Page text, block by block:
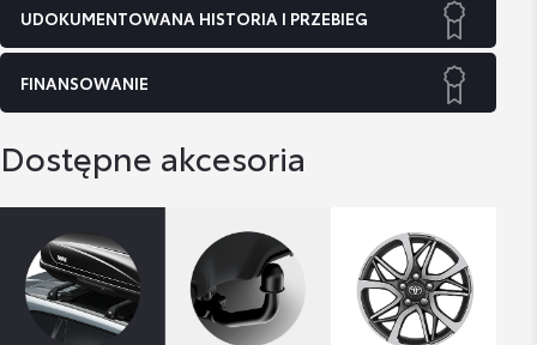
UDOKUMENTOWANA HISTORIA I PRZEBIEG
FINANSOWANIE
Dostępne akcesoria